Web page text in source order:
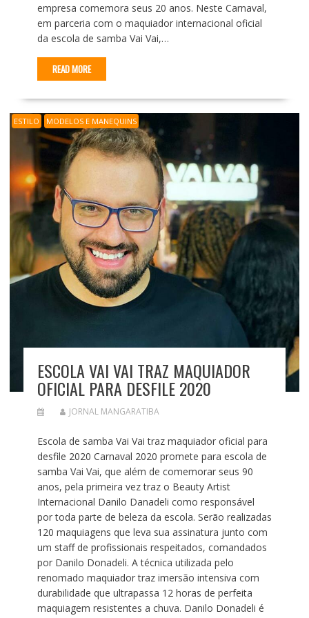
empresa comemora seus 20 anos. Neste Carnaval,
em parceria com o maquiador internacional oficial
da escola de samba Vai Vai,…
READ MORE
ESTILO MODELOS E MANEQUINS
ESCOLA VAI VAI TRAZ MAQUIADOR
OFICIAL PARA DESFILE 2020
JORNAL MANGARATIBA
Escola de samba Vai Vai traz maquiador oficial para
desfile 2020 Carnaval 2020 promete para escola de
samba Vai Vai, que além de comemorar seus 90
anos, pela primeira vez traz o Beauty Artist
Internacional Danilo Danadeli como responsável
por toda parte de beleza da escola. Serão realizadas
120 maquiagens que leva sua assinatura junto com
um staff de profissionais respeitados, comandados
por Danilo Donadeli. A técnica utilizada pelo
renomado maquiador traz imersão intensiva com
durabilidade que ultrapassa 12 horas de perfeita
maquiagem resistentes a chuva. Danilo Donadeli é